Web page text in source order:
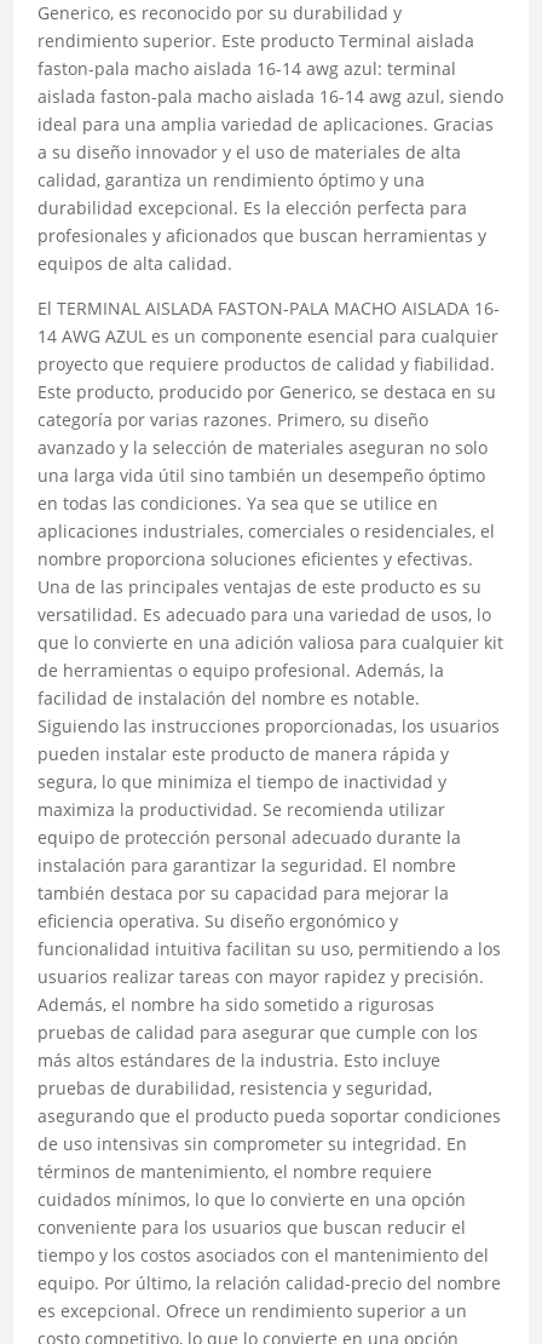
Generico, es reconocido por su durabilidad y
rendimiento superior. Este producto Terminal aislada
faston-pala macho aislada 16-14 awg azul: terminal
aislada faston-pala macho aislada 16-14 awg azul, siendo
ideal para una amplia variedad de aplicaciones. Gracias
a su diseño innovador y el uso de materiales de alta
calidad, garantiza un rendimiento óptimo y una
durabilidad excepcional. Es la elección perfecta para
profesionales y aficionados que buscan herramientas y
equipos de alta calidad.
El TERMINAL AISLADA FASTON-PALA MACHO AISLADA 16-
14 AWG AZUL es un componente esencial para cualquier
proyecto que requiere productos de calidad y fiabilidad.
Este producto, producido por Generico, se destaca en su
categoría por varias razones. Primero, su diseño
avanzado y la selección de materiales aseguran no solo
una larga vida útil sino también un desempeño óptimo
en todas las condiciones. Ya sea que se utilice en
aplicaciones industriales, comerciales o residenciales, el
nombre proporciona soluciones eficientes y efectivas.
Una de las principales ventajas de este producto es su
versatilidad. Es adecuado para una variedad de usos, lo
que lo convierte en una adición valiosa para cualquier kit
de herramientas o equipo profesional. Además, la
facilidad de instalación del nombre es notable.
Siguiendo las instrucciones proporcionadas, los usuarios
pueden instalar este producto de manera rápida y
segura, lo que minimiza el tiempo de inactividad y
maximiza la productividad. Se recomienda utilizar
equipo de protección personal adecuado durante la
instalación para garantizar la seguridad. El nombre
también destaca por su capacidad para mejorar la
eficiencia operativa. Su diseño ergonómico y
funcionalidad intuitiva facilitan su uso, permitiendo a los
usuarios realizar tareas con mayor rapidez y precisión.
Además, el nombre ha sido sometido a rigurosas
pruebas de calidad para asegurar que cumple con los
más altos estándares de la industria. Esto incluye
pruebas de durabilidad, resistencia y seguridad,
asegurando que el producto pueda soportar condiciones
de uso intensivas sin comprometer su integridad. En
términos de mantenimiento, el nombre requiere
cuidados mínimos, lo que lo convierte en una opción
conveniente para los usuarios que buscan reducir el
tiempo y los costos asociados con el mantenimiento del
equipo. Por último, la relación calidad-precio del nombre
es excepcional. Ofrece un rendimiento superior a un
costo competitivo, lo que lo convierte en una opción